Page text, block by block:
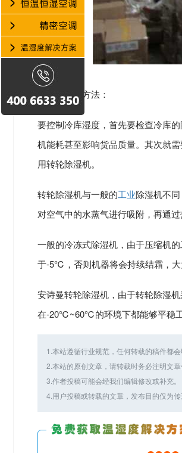
冷库除湿的方法：
要控制冷库湿度，首先要检查冷库
机能耗甚至影响货品质量。其次就
用转轮除湿机。
转轮除湿机与一般的工业除湿机不
对空气中的水蒸气进行吸附，再通过
一般的冷冻式除湿机，由于压缩机
于-5℃，否则机器将会持续结霜，大
安诗曼转轮除湿机，由于转轮除湿
在-20℃~60℃的环境下都能够平稳工
1.本站遵循行业规范，任何转载的稿件都
2.本站的原创文章，请转载时务必注明文
3.作者投稿可能会经我们编辑修改或补充。
4.用户投稿或转载的文章，发布目的仅为